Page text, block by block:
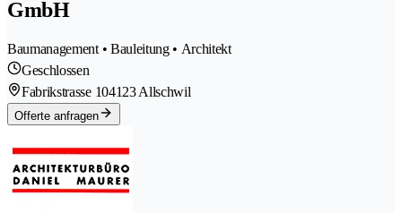
GmbH
Baumanagement • Bauleitung • Architekt
Geschlossen
Fabrikstrasse 104123 Allschwil
Offerte anfragen